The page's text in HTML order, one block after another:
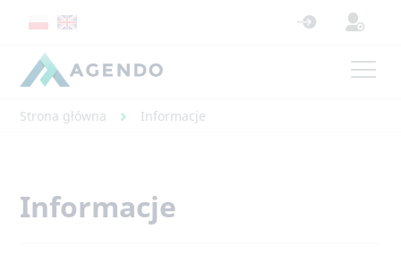
Strona główna Informacje
Informacje